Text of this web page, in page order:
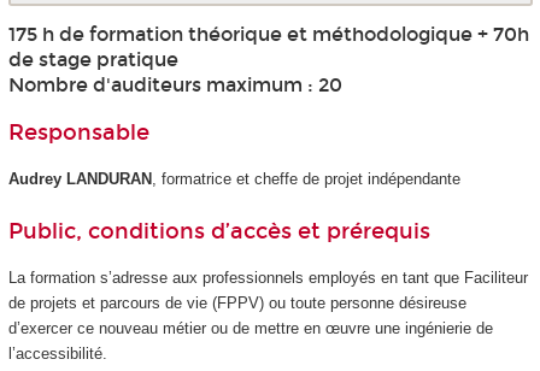
175 h de formation théorique et méthodologique + 70h
de stage pratique
Nombre d'auditeurs maximum : 20
Responsable
Audrey LANDURAN , formatrice et cheffe de projet indépendante
Public, conditions d’accès et prérequis
La formation s’adresse aux professionnels employés en tant que Faciliteur
de projets et parcours de vie (FPPV) ou toute personne désireuse
d’exercer ce nouveau métier ou de mettre en œuvre une ingénierie de
l’accessibilité.